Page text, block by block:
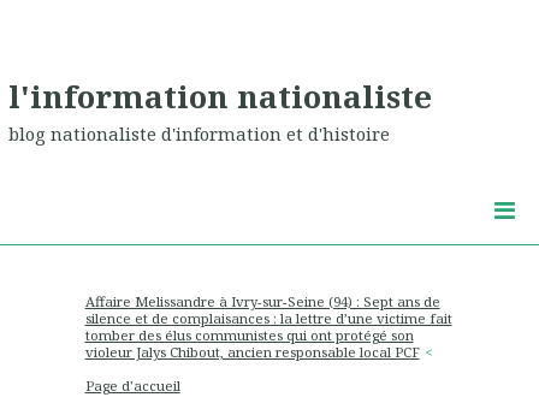
l'information nationaliste
blog nationaliste d'information et d'histoire
Affaire Melissandre à Ivry-sur-Seine (94) : Sept ans de
silence et de complaisances : la lettre d’une victime fait
tomber des élus communistes qui ont protégé son
violeur Jalys Chibout, ancien responsable local PCF
Page d'accueil